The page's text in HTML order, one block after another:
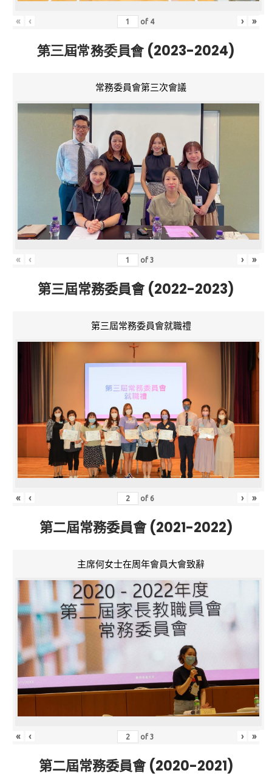
« ‹ of 4 › »
第三屆常務委員會 (2023-2024)
常務委員會第三次會議
« ‹ of3 › »
第三屆常務委員會 (2022-2023)
第三屆常務委員會就職禮
« ‹ of 6 › »
第二屆常務委員會 (2021-2022)
主席何女士在周年會員大會致辭
« ‹ of3 › »
第二屆常務委員會 (2020-2021)